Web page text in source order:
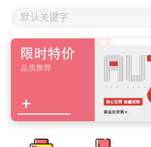
默认关键字